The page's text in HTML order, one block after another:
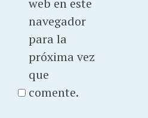
navegador
para la
próxima vez
que
comente.